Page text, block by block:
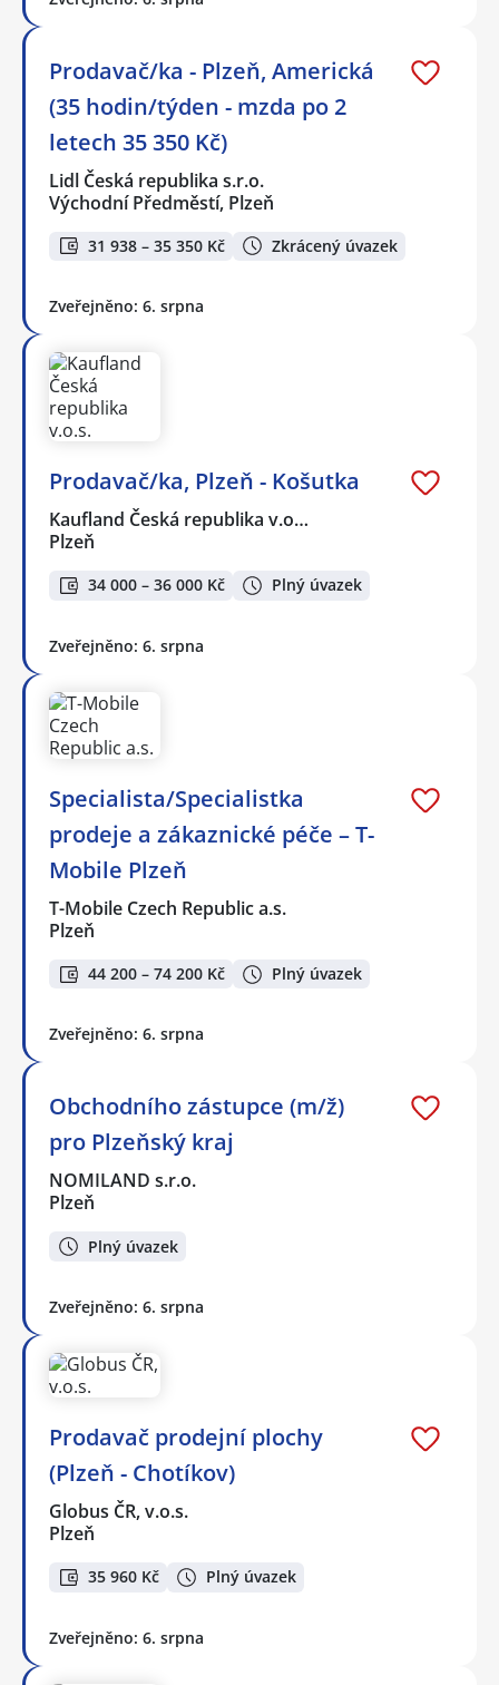
Prodavač/ka - Plzeň, Americká
(35 hodin/týden - mzda po 2
letech 35 350 Kč)
Lidl Česká republika s.r.o.
Východní Předměstí, Plzeň
31 938 – 35 350 Kč Zkrácený úvazek
Zveřejněno: 6. srpna
Prodavač/ka, Plzeň - Košutka
Kaufland Česká republika v.o…
Plzeň
34 000 – 36 000 Kč Plný úvazek
Zveřejněno: 6. srpna
Specialista/Specialistka
prodeje a zákaznické péče – T-
Mobile Plzeň
T-Mobile Czech Republic a.s.
Plzeň
44 200 – 74 200 Kč Plný úvazek
Zveřejněno: 6. srpna
Obchodního zástupce (m/ž)
pro Plzeňský kraj
NOMILAND s.r.o.
Plzeň
Plný úvazek
Zveřejněno: 6. srpna
Prodavač prodejní plochy
(Plzeň - Chotíkov)
Globus ČR, v.o.s.
Plzeň
35 960 Kč Plný úvazek
Zveřejněno: 6. srpna